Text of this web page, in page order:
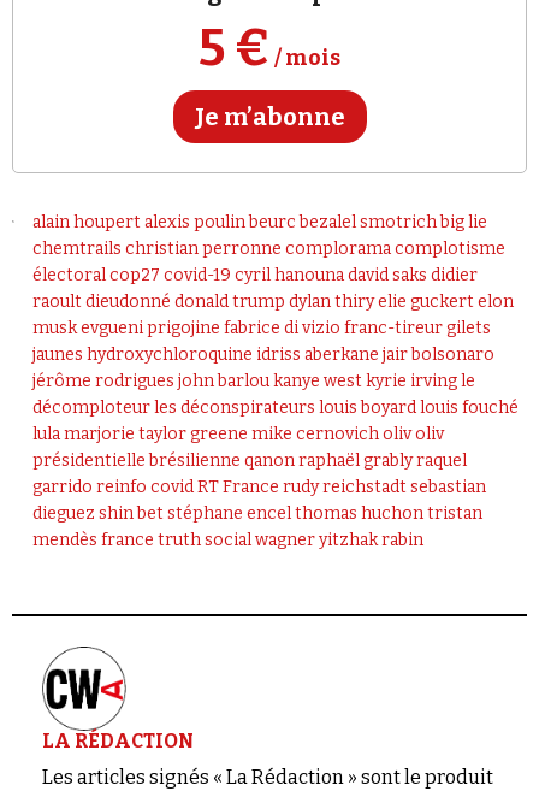
Se connecter
5 € / mois
Je m’abonne
alain houpert alexis poulinbeurc bezalel smotrichbig lie
chemtrails christian perronne comploramacomplotisme
électoralcop27 covid-19 cyril hanounadavid saks didier
raoultdieudonné donald trump dylan thiryelie guckertelon
muskevgueni prigojine fabrice di vizio franc-tireurgilets
jaunes hydroxychloroquine idriss aberkane jair bolsonaro
jérôme rodrigues john barloukanye westkyrie irvingle
décomploteurles déconspirateurs louis boyardlouis fouché
lulamarjorie taylor greene mike cernovicholiv oliv
présidentielle brésilienne qanonraphaël grablyraquel
garrido reinfo covidRT France rudy reichstadtsebastian
dieguez shin betstéphane encelthomas huchontristan
mendès france truth socialwagneryitzhak rabin
LA RÉDACTION
Les articles signés « La Rédaction » sont le produit